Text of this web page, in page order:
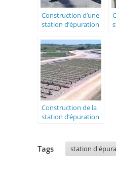
Construction d’une
station d’épuration
Construction de la
station d’épuration
Tags station